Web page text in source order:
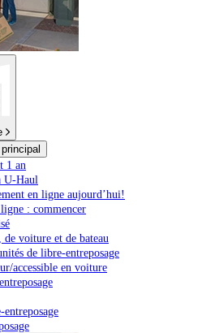
1 an
U-Haul
en ligne aujourd’hui!
: commencer
voiture et de bateau
de libre-entreposage
accessible en voiture